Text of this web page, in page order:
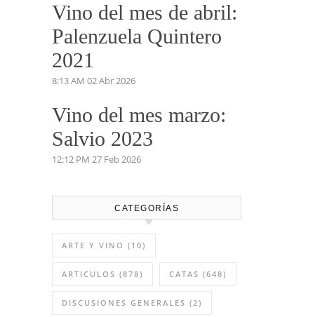
Vino del mes de abril:
Palenzuela Quintero
2021
8:13 AM 02 Abr 2026
Vino del mes marzo:
Salvio 2023
12:12 PM 27 Feb 2026
CATEGORÍAS
ARTE Y VINO (10)
ARTICULOS (878) CATAS (648)
DISCUSIONES GENERALES (2)